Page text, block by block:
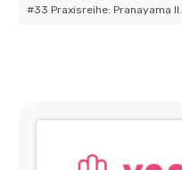
#33 Praxisreihe: Pranayama II.